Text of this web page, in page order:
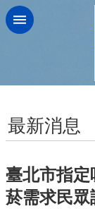
跳到主要內容區塊
最新消息
臺北市指定
菸需求民眾